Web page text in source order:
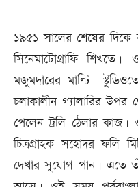
১৯৫১ সালের শেষের দিকে
সিনেমাটোগ্রাফি শিখতে।
মজুমদারের মাল্টি
চলাকালীন গ্যালারির
পেলেন ট্রলি ঠেলার কাজ।
চিত্রগ্রাহক সহোদর ফলি
দেখার সুযোগ পান। এতে